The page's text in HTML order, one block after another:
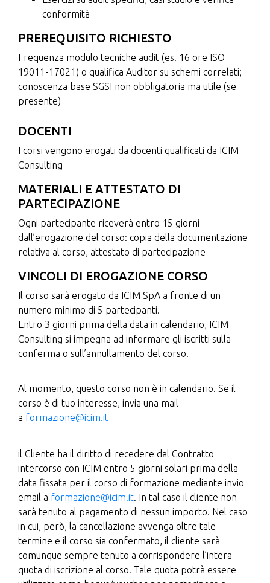
conformità
PREREQUISITO RICHIESTO
Frequenza modulo tecniche audit (es. 16 ore ISO
19011-17021) o qualifica Auditor su schemi correlati;
conoscenza base SGSI non obbligatoria ma utile (se
presente)
DOCENTI
I corsi vengono erogati da docenti qualificati da ICIM
Consulting
MATERIALI E ATTESTATO DI
PARTECIPAZIONE
Ogni partecipante riceverà entro 15 giorni
dall’erogazione del corso: copia della documentazione
relativa al corso, attestato di partecipazione
VINCOLI DI EROGAZIONE CORSO
Il corso sarà erogato da ICIM SpA a fronte di un
numero minimo di 5 partecipanti.
Entro 3 giorni prima della data in calendario, ICIM
Consulting si impegna ad informare gli iscritti sulla
conferma o sull’annullamento del corso.
Al momento, questo corso non è in calendario. Se il
corso è di tuo interesse, invia una mail
a formazione@icim.it
il Cliente ha il diritto di recedere dal Contratto
intercorso con ICIM entro 5 giorni solari prima della
data fissata per il corso di formazione mediante invio
email a formazione@icim.it . In tal caso il cliente non
sarà tenuto al pagamento di nessun importo. Nel caso
in cui, però, la cancellazione avvenga oltre tale
termine e il corso sia confermato, il cliente sarà
comunque sempre tenuto a corrispondere l’intera
quota di iscrizione al corso. Tale quota potrà essere